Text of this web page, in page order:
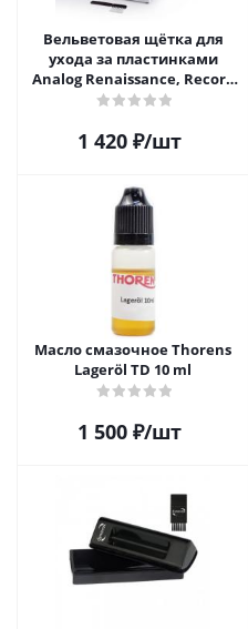
Вельветовая щётка для
ухода за пластинками
Analog Renaissance, Record
Velvet Brush, AR-7152, White
1 420₽/шт
Масло смазочное Thorens
Lageröl TD 10 ml
1 500₽/шт